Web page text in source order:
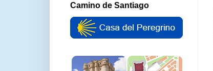
Camino de Santiago